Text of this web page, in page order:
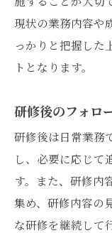
現状の業務内容や
っかりと把握した
トとなります。
研修後のフォロ
研修後は日常業務
し、必要に応じて
す。また、研修内
集め、研修内容の
な研修を継続して